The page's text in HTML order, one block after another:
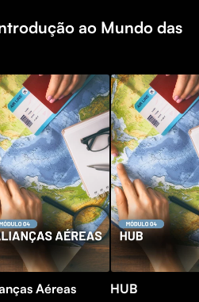
ao Mundo das
Aéreas HUB